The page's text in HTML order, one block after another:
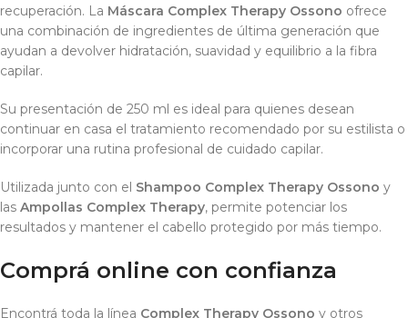
recuperación. La Máscara Complex Therapy Ossono ofrece
una combinación de ingredientes de última generación que
ayudan a devolver hidratación, suavidad y equilibrio a la fibra
capilar.
Su presentación de 250 ml es ideal para quienes desean
continuar en casa el tratamiento recomendado por su estilista o
incorporar una rutina profesional de cuidado capilar.
Utilizada junto con el Shampoo Complex Therapy Ossono y
las Ampollas Complex Therapy, permite potenciar los
resultados y mantener el cabello protegido por más tiempo.
Comprá online con confianza
Encontrá toda la línea Complex Therapy Ossono y otros